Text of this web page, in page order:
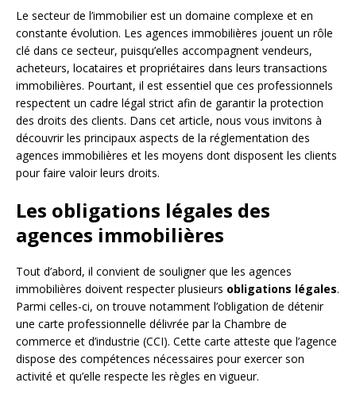
Le secteur de l’immobilier est un domaine complexe et en
constante évolution. Les agences immobilières jouent un rôle
clé dans ce secteur, puisqu’elles accompagnent vendeurs,
acheteurs, locataires et propriétaires dans leurs transactions
immobilières. Pourtant, il est essentiel que ces professionnels
respectent un cadre légal strict afin de garantir la protection
des droits des clients. Dans cet article, nous vous invitons à
découvrir les principaux aspects de la réglementation des
agences immobilières et les moyens dont disposent les clients
pour faire valoir leurs droits.
Les obligations légales des
agences immobilières
Tout d’abord, il convient de souligner que les agences
immobilières doivent respecter plusieurs obligations légales.
Parmi celles-ci, on trouve notamment l’obligation de détenir
une carte professionnelle délivrée par la Chambre de
commerce et d’industrie (CCI). Cette carte atteste que l’agence
dispose des compétences nécessaires pour exercer son
activité et qu’elle respecte les règles en vigueur.